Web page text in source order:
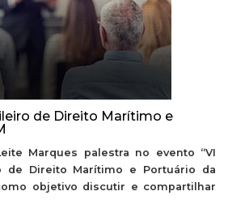
de Direito Marítimo e
Marques palestra no evento “VI
de Direito Marítimo e Portuário da
objetivo discutir e compartilhar